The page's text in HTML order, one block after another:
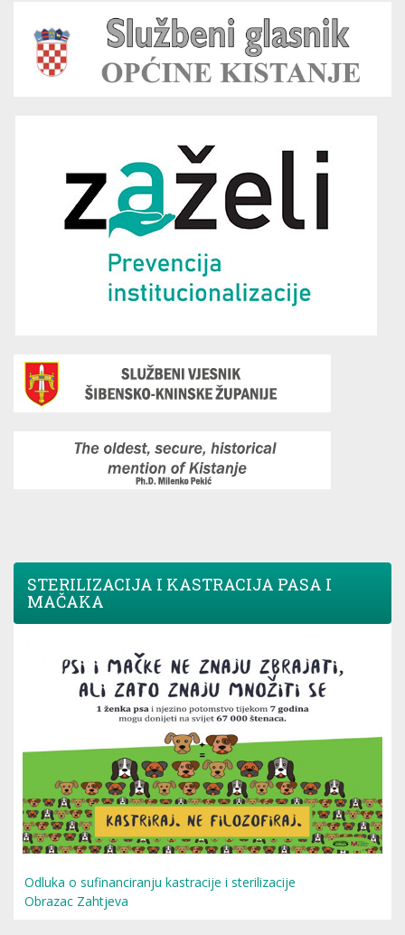
STERILIZACIJA I KASTRACIJA PASA I
MAČAKA
Odluka o sufinanciranju kastracije i sterilizacije
Obrazac Zahtjeva